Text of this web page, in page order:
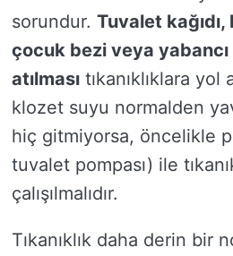
sorundur. Tuvalet
çocuk bezi veya
atılması tıkanıklıklara yol
klozet suyu normalden
hiç gitmiyorsa, öncelikle
tuvalet pompası) ile
çalışılmalıdır.
Tıkanıklık daha derin bir